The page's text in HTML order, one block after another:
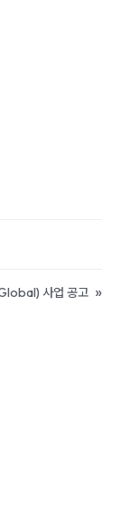
사업 공고 »